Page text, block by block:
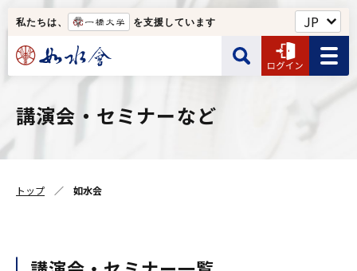
私たちは、 を支援しています
如水会館・一橋クラブなど
如水会について
サイト内検索
ユーザー名
ユーザー名の入力は半角です。
講演会・セミナーなど
トップ 如水会